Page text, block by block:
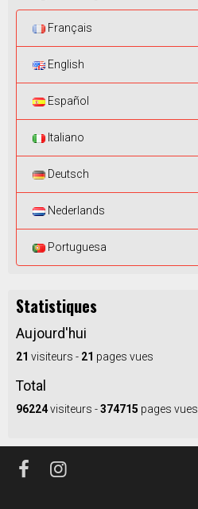
Français
English
Español
Italiano
Deutsch
Nederlands
Portuguesa
Statistiques
Aujourd'hui
21 visiteurs - 21 pages vues
Total
96224visiteurs -374715 pages vues